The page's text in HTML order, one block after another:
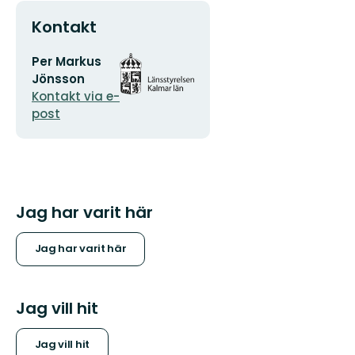
Kontakt
E-
postadress
Per Markus
Jönsson
Kontakt via e-
post
Organisationens
logotyp
Jag har varit här
Jag har varit här
Jag vill hit
Jag vill hit